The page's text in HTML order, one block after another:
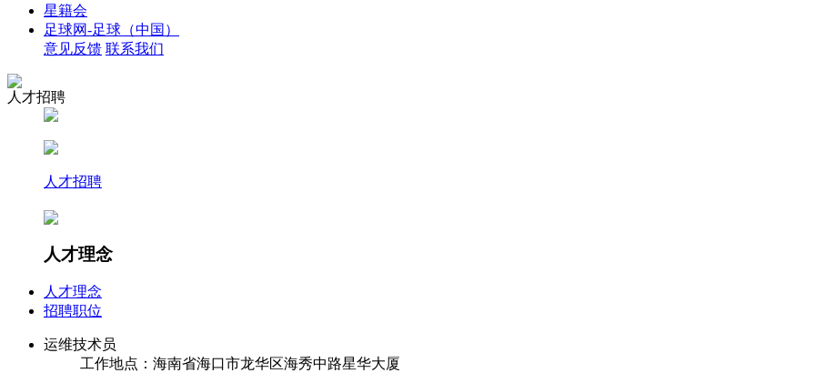
星籍会
足球网-足球（中国）
意见反馈 联系我们
人才招聘
人才招聘
人才理念
人才理念
招聘职位
运维技术员
工作地点：海南省海口市龙华区海秀中路星华大厦